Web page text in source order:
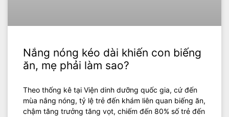
Nắng nóng kéo dài khiến con biếng
ăn, mẹ phải làm sao?
Theo thống kê tại Viện dinh dưỡng quốc gia, cứ đến
mùa nắng nóng, tỷ lệ trẻ đến khám liên quan biếng ăn,
chậm tăng trưởng tăng vọt, chiếm đến 80% số trẻ đến